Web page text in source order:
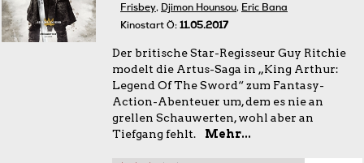
Frisbey, Djimon Hounsou, Eric Bana
Kinostart Ö: 11.05.2017
Der britische Star-Regisseur Guy Ritchie
modelt die Artus-Saga in „King Arthur:
Legend Of The Sword“ zum Fantasy-
Action-Abenteuer um, dem es nie an
grellen Schauwerten, wohl aber an
Tiefgang fehlt.
Mehr...